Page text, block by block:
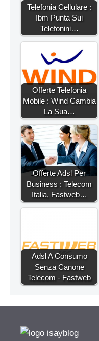
Telefonia Cellulare :
Ibm Punta Sui
Telefonini…
Offerte Telefonia
Mobile : Wind Cambia
La Sua…
Offerte Adsl Per
Business : Telecom
Italia, Fastweb…
Adsl A Consumo
Senza Canone
Telecom - Fastweb